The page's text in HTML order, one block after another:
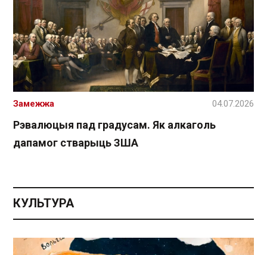
Рэвалюцыя пад градусам. Як алкаголь
дапамог стварыць ЗША
Замежжа 04.07.2026
КУЛЬТУРА